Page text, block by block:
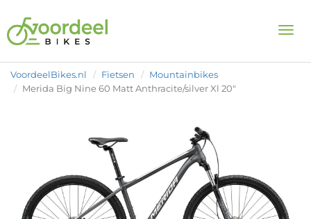
VoordeelBikes.nl Fietsen
Mountainbikes
Merida Big Nine 60 Matt Anthracite/silver Xl 20"